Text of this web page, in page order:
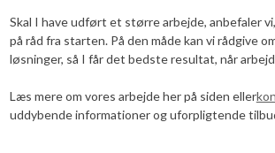
Skal I have udført et større arbejde, anbefaler
på råd fra starten. På den måde kan vi rådgive
løsninger, så I får det bedste resultat, når
Læs mere om vores arbejde her på siden eller
uddybende informationer og uforpligtende